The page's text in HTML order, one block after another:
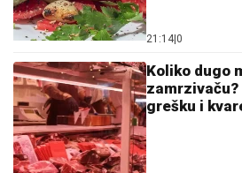
21:14|0
Koliko dugo
zamrzivaču?
grešku i